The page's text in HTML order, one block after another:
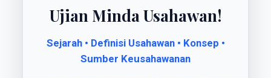
Ujian Minda Usahawan!
Sejarah • Definisi Usahawan • Konsep •
Sumber Keusahawanan